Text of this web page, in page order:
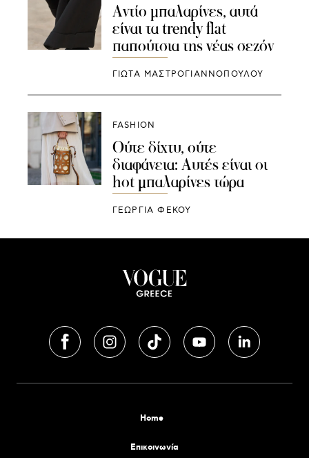
Αντίο μπαλαρίνες, αυτά
είναι τα trendy flat
παπούτσια της νέας σεζόν
ΓΙΩΤΑ ΜΑΣΤΡΟΓΙΑΝΝΟΠΟΥΛΟΥ
FASHION
Ούτε δίχτυ, ούτε
διαφάνεια: Αυτές είναι οι
hot μπαλαρίνες τώρα
ΓΕΩΡΓΙΑ ΦΕΚΟΥ
Home
Επικοινωνία